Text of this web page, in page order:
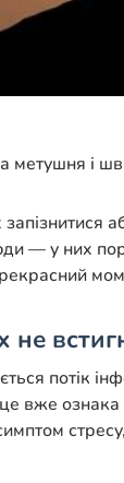
метушня і
— у них
потік
це вже